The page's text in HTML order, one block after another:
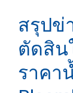
สรุปข่
ตัดสิน
ราคา